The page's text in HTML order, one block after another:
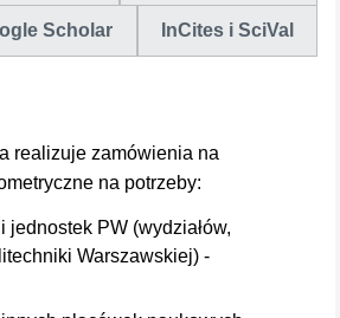
Scholar InCites i SciVal
realizuje zamówienia na
na potrzeby:
jednostek PW (wydziałów,
Warszawskiej) -